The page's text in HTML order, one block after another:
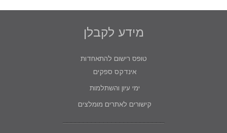
מידע לקבלן
טופס רישום להתאחדות
אינדקס ספקים
ימי עיון והשתלמות
קישורים לאתרים מומלצים